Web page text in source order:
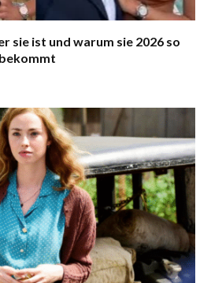
sie ist und warum sie 2026 so